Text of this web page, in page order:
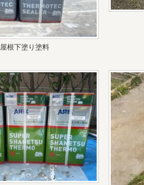
屋根下塗り塗料